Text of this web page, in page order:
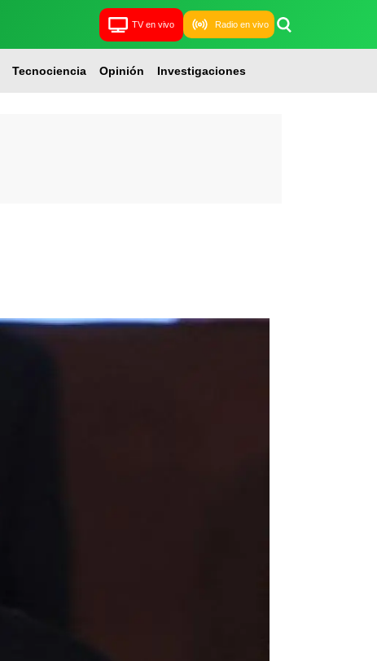
TV en vivo Radio en vivo
Tecnociencia Opinión Investigaciones